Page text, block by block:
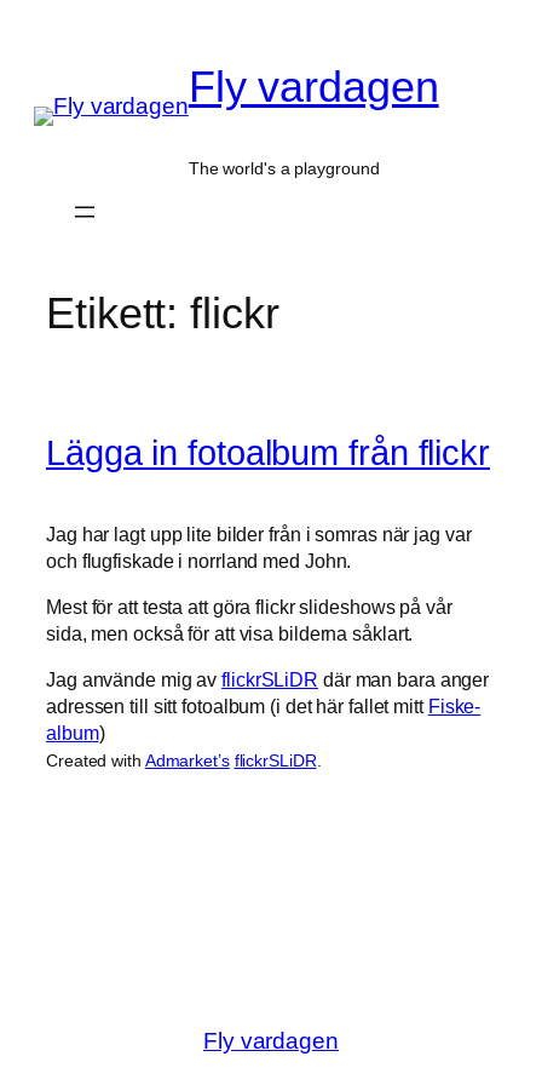
Fly vardagen
The world's a playground
Etikett:flickr
Lägga in fotoalbum från flickr
Jag har lagt upp lite bilder från i somras när jag var
och flugfiskade i norrland med John.
Mest för att testa att göra flickr slideshows på vår
sida, men också för att visa bilderna såklart.
Jag använde mig avflickrSLiDR där man bara anger
adressen till sitt fotoalbum (i det här fallet mitt Fiske-
album)
Created with Admarket’s flickrSLiDR.
Fly vardagen